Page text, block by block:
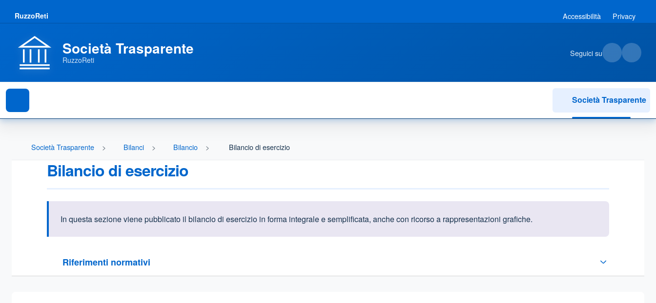
RuzzoReti Accessibilità Privacy
Società Trasparente
RuzzoReti
Seguici su
Società Trasparente
Società Trasparente Bilanci Bilancio Bilancio di esercizio
Bilancio di esercizio
Informazioni introduttive
In questa sezione viene pubblicato il bilancio di esercizio in forma integrale e semplificata, anche con ricorso a rappresentazioni grafiche.
Riferimenti normativi
Sezione compressa